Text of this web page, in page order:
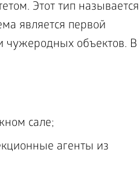
Этот тип называется
является первой
объектов. В
сале;
агенты из